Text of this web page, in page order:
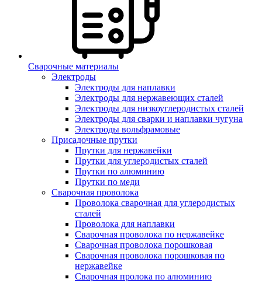
Сварочные материалы
Электроды
Электроды для наплавки
Электроды для нержавеющих сталей
Электроды для низкоуглеродистых сталей
Электроды для сварки и наплавки чугуна
Электроды вольфрамовые
Присадочные прутки
Прутки для нержавейки
Прутки для углеродистых сталей
Прутки по алюминию
Прутки по меди
Сварочная проволока
Проволока сварочная для углеродистых
сталей
Проволока для наплавки
Сварочная проволока по нержавейке
Сварочная проволока порошковая
Сварочная проволока порошковая по
нержавейке
Сварочная пролока по алюминию